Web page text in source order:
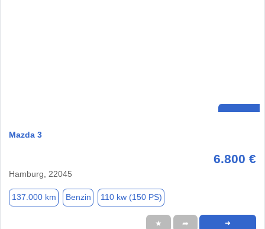
Mazda 3
6.800 €
Hamburg, 22045
137.000 km Benzin 110 kw (150 PS)
★ ➦ ➜